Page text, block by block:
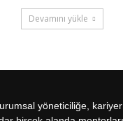
Devamını yükle